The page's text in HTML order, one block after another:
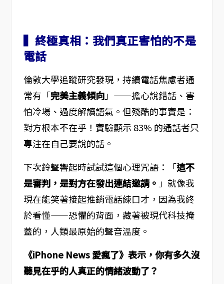
▍終極真相：我們真正害怕的不是
電話
倫敦大學追蹤研究發現，持續電話焦慮者通
常有「完美主義傾向」——擔心說錯話、害
怕冷場、過度解讀語氣。但殘酷的事實是：
對方根本不在乎！實驗顯示 83% 的通話者只
專注在自己要說的話。
下次鈴聲響起時試試這個心理咒語：「這不
是審判，是對方在發出連結邀請。 」就像我
現在能笑著接起推銷電話練口才，因為我終
於看懂——恐懼的背面，藏著被現代科技掩
蓋的，人類最原始的聲音溫度。
《iPhone News 愛瘋了》表示，你有多久沒
聽見在乎的人真正的情緒波動了？